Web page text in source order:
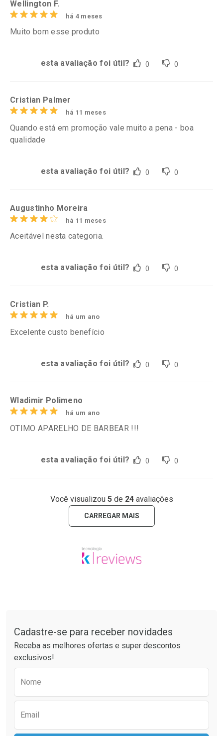
Wellington F.
há 4 meses
Muito bom esse produto
esta avaliação foi útil? 0 0
Cristian Palmer
há 11 meses
Quando está em promoção vale muito a pena - boa
qualidade
esta avaliação foi útil? 0 0
Augustinho Moreira
há 11 meses
Aceitável nesta categoria.
esta avaliação foi útil? 0 0
Cristian P.
há um ano
Excelente custo benefício
esta avaliação foi útil? 0 0
Wladimir Polimeno
há um ano
OTIMO APARELHO DE BARBEAR !!!
esta avaliação foi útil? 0 0
Você visualizou 5de 24avaliações
CARREGAR MAIS
Cadastre-se para receber novidades
Receba as melhores ofertas e super descontos
exclusivos!
Nome
Email